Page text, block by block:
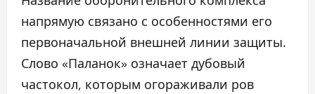
напрямую связано с особенностями его
первоначальной внешней линии защиты.
Слово «Паланок» означает дубовый
частокол, которым огораживали ров